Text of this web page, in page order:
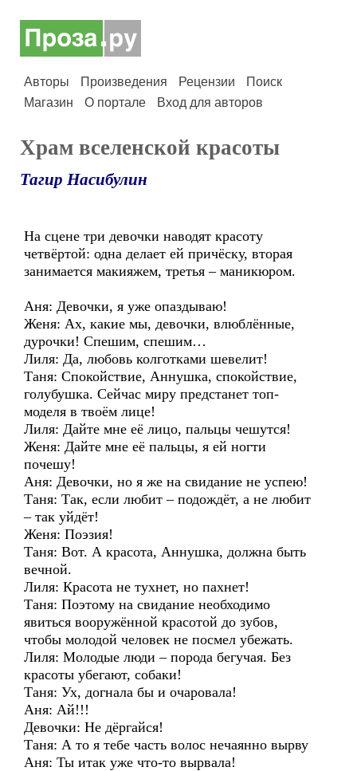
Авторы Произведения Рецензии
Поиск
Магазин
О портале Вход для авторов
Храм вселенской красоты
Тагир Насибулин
На сцене три девочки наводят красоту
четвёртой: одна делает ей причёску, вторая
занимается макияжем, третья – маникюром.
Аня: Девочки, я уже опаздываю!
Женя: Ах, какие мы, девочки, влюблённые,
дурочки! Спешим, спешим…
Лиля: Да, любовь колготками шевелит!
Таня: Спокойствие, Аннушка, спокойствие,
голубушка. Сейчас миру предстанет топ-
моделя в твоём лице!
Лиля: Дайте мне её лицо, пальцы чешутся!
Женя: Дайте мне её пальцы, я ей ногти
почешу!
Аня: Девочки, но я же на свидание не успею!
Таня: Так, если любит – подождёт, а не любит
– так уйдёт!
Женя: Поэзия!
Таня: Вот. А красота, Аннушка, должна быть
вечной.
Лиля: Красота не тухнет, но пахнет!
Таня: Поэтому на свидание необходимо
явиться вооружённой красотой до зубов,
чтобы молодой человек не посмел убежать.
Лиля: Молодые люди – порода бегучая. Без
красоты убегают, собаки!
Таня: Ух, догнала бы и очаровала!
Аня: Ай!!!
Девочки: Не дёргайся!
Таня: А то я тебе часть волос нечаянно вырву
Аня: Ты итак уже что-то вырвала!